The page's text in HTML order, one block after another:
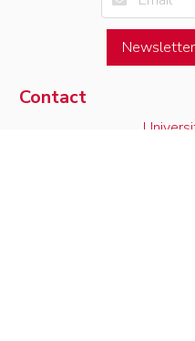
Contact